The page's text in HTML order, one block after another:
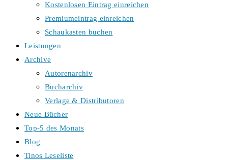
Kostenlosen Eintrag einreichen
Premiumeintrag einreichen
Schaukasten buchen
Leistungen
Archive
Autorenarchiv
Bucharchiv
Verlage & Distributoren
Neue Bücher
Top-5 des Monats
Blog
Tinos Leseliste